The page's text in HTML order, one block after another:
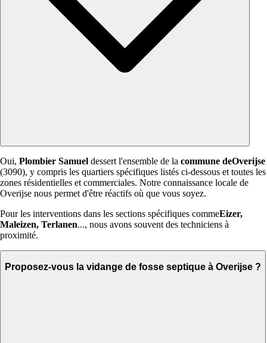
Oui, Plombier Samuel dessert l'ensemble de la commune deOverijse
(3090), y compris les quartiers spécifiques listés ci-dessous et toutes les
zones résidentielles et commerciales. Notre connaissance locale de
Overijse nous permet d'être réactifs où que vous soyez.
Pour les interventions dans les sections spécifiques commeEizer,
Maleizen, Terlanen..., nous avons souvent des techniciens à
proximité.
Proposez-vous la vidange de fosse septique à Overijse ?